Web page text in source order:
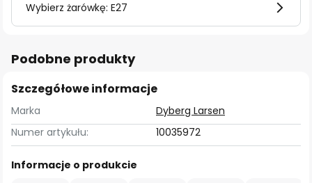
Wybierz żarówkę: E27
Podobne produkty
Szczegółowe informacje
Marka
Dyberg Larsen
Numer artykułu:
10035972
Informacje o produkcie